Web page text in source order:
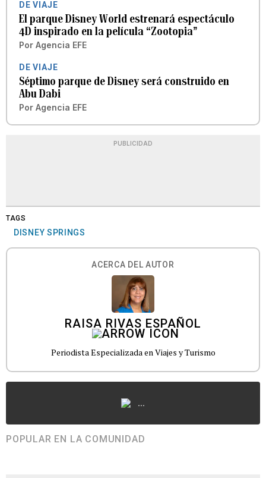
DE VIAJE
El parque Disney World estrenará espectáculo
4D inspirado en la película “Zootopia”
Por Agencia EFE
DE VIAJE
Séptimo parque de Disney será construido en
Abu Dabi
Por Agencia EFE
PUBLICIDAD
TAGS
DISNEY SPRINGS
ACERCA DEL AUTOR
RAISA RIVAS ESPAÑOL
Periodista Especializada en Viajes y Turismo
...
POPULAR EN LA COMUNIDAD